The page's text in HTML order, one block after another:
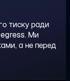
тиску ради
egress. Ми
а не перед